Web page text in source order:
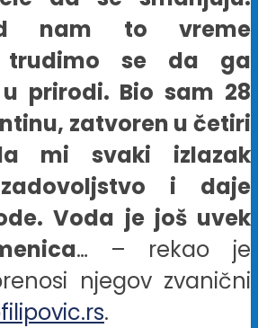
nam to vreme
trudimo se da ga
prirodi. Bio sam 28
zatvoren u četiri
mi svaki izlazak
i daje
Voda je još uvek
…
– rekao je
njegov zvanični
.